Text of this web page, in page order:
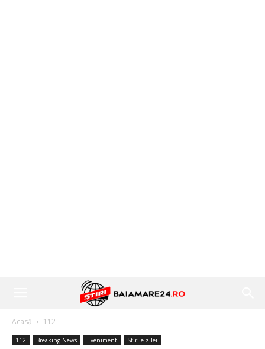
Acasă 112
112 Breaking News Eveniment Stirile zilei